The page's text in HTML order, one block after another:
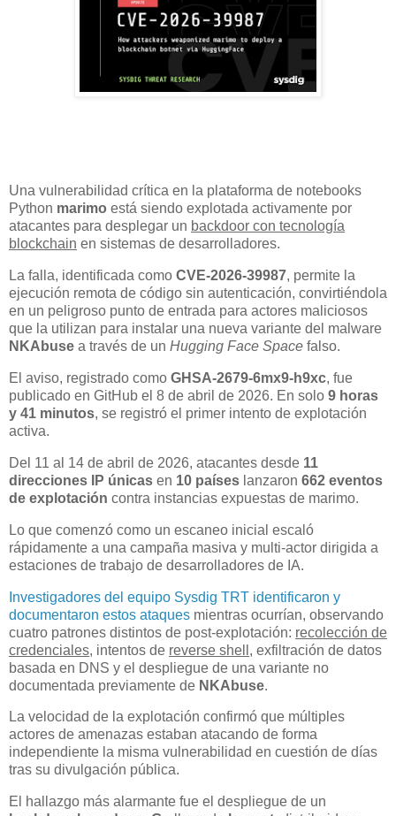
Una vulnerabilidad crítica en la plataforma de notebooks
Python marimo está siendo explotada activamente por
atacantes para desplegar un backdoor con tecnología
blockchain en sistemas de desarrolladores.
La falla, identificada como CVE-2026-39987, permite la
ejecución remota de código sin autenticación, convirtiéndola
en un peligroso punto de entrada para actores maliciosos
que la utilizan para instalar una nueva variante del malware
NKAbuse a través de un Hugging Face Space falso.
El aviso, registrado como GHSA-2679-6mx9-h9xc, fue
publicado en GitHub el 8 de abril de 2026. En solo 9 horas
y 41 minutos, se registró el primer intento de explotación
activa.
Del 11 al 14 de abril de 2026, atacantes desde 11
direcciones IP únicas en 10 países lanzaron 662 eventos
de explotación contra instancias expuestas de marimo.
Lo que comenzó como un escaneo inicial escaló
rápidamente a una campaña masiva y multi-actor dirigida a
estaciones de trabajo de desarrolladores de IA.
Investigadores del equipo Sysdig TRT identificaron y
documentaron estos ataques mientras ocurrían, observando
cuatro patrones distintos de post-explotación: recolección de
credenciales, intentos de reverse shell , exfiltración de datos
basada en DNS y el despliegue de una variante no
documentada previamente de NKAbuse.
La velocidad de la explotación confirmó que múltiples
actores de amenazas estaban atacando de forma
independiente la misma vulnerabilidad en cuestión de días
tras su divulgación pública.
El hallazgo más alarmante fue el despliegue de un